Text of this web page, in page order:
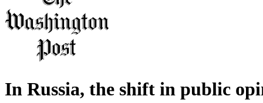
In Russia, the shift in public